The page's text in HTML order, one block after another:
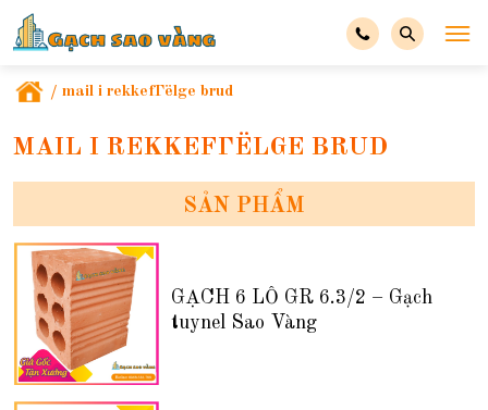
/ mail i rekkefГёlge brud
MAIL I REKKEFГЁLGE BRUD
SẢN PHẨM
GẠCH 6 LỖ GR 6.3/2 – Gạch
tuynel Sao Vàng